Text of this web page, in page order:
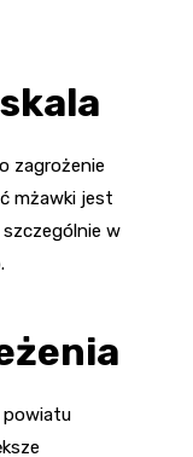
zagrożenie
mżawki jest
w
powiatu